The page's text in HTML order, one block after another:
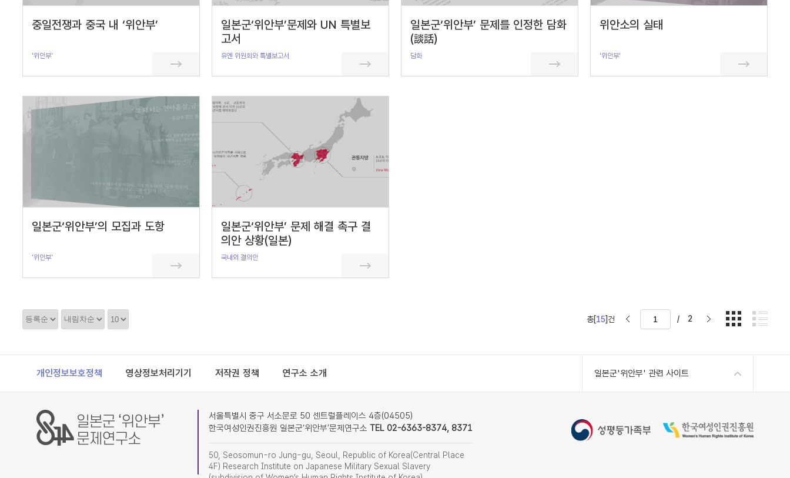
중일전쟁과 중국 내 ‘위안부’
'위안부'
일본군‘위안부’문제와 UN 특별보
고서
유엔 위원회와 특별보고서
일본군‘위안부’ 문제를 인정한 담화
(談話)
담화
위안소의 실태
'위안부'
일본군‘위안부’의 모집과 도항
'위안부'
일본군‘위안부’ 문제 해결 촉구 결
의안 상황(일본)
국내외 결의안
정
렬
정
렬
순
정
렬
갯
총[15]건 / 2
Footer
개인정보보호정책 영상정보처리기기 저작권 정책 연구소 소개 일본군'위안부' 관련 사이트
서울특별시 중구 서소문로 50 센트럴플레이스 4층(04505)
한국여성인권진흥원 일본군‘위안부’문제연구소 TEL 02-6363-8374, 8371
50, Seosomun-ro Jung-gu, Seoul, Republic of Korea(Central Place
4F) Research Institute on Japanese Military Sexual Slavery